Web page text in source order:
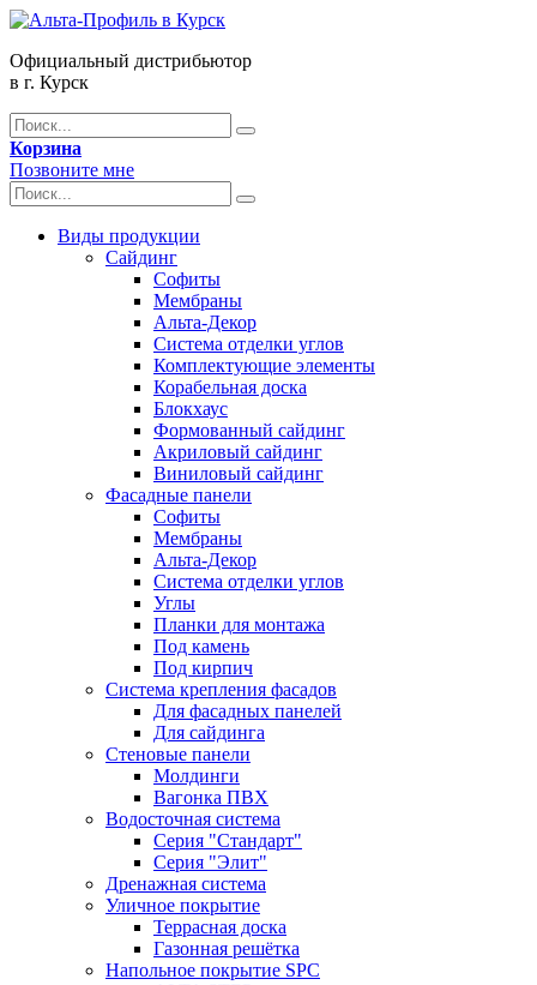
Официальный дистрибьютор
в г. Курск
Корзина
Позвоните мне
Виды продукции
Сайдинг
Софиты
Мембраны
Альта-Декор
Система отделки углов
Комплектующие элементы
Корабельная доска
Блокхаус
Формованный сайдинг
Акриловый сайдинг
Виниловый сайдинг
Фасадные панели
Софиты
Мембраны
Альта-Декор
Система отделки углов
Углы
Планки для монтажа
Под камень
Под кирпич
Система крепления фасадов
Для фасадных панелей
Для сайдинга
Стеновые панели
Молдинги
Вагонка ПВХ
Водосточная система
Серия "Стандарт"
Серия "Элит"
Дренажная система
Уличное покрытие
Террасная доска
Газонная решётка
Напольное покрытие SPC